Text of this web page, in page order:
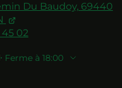
Du Baudoy, 69440
45 02
⋅ Ferme à 18:00